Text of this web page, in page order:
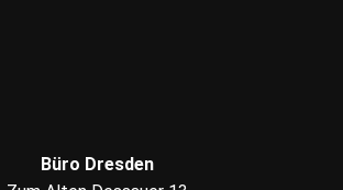
Büro Dresden